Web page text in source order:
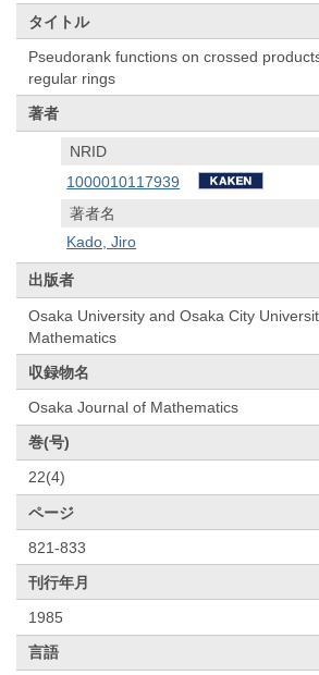
タイトル
Pseudorank functions on crossed
regular rings
著者
NRID
1000010117939
著者名
Kado, Jiro
出版者
Osaka University and Osaka City
Mathematics
収録物名
Osaka Journal of Mathematics
巻(号)
22(4)
ページ
821-833
刊行年月
1985
言語